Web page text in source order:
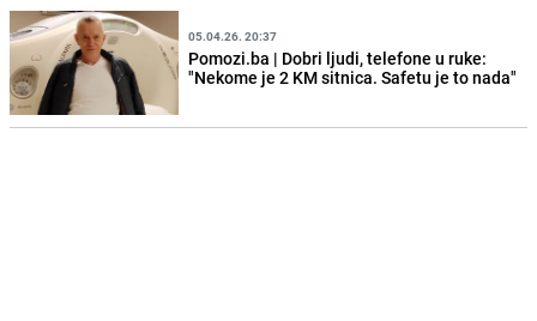
05.04.26. 20:37
Pomozi.ba | Dobri ljudi, telefone u ruke:
"Nekome je 2 KM sitnica. Safetu je to nada"